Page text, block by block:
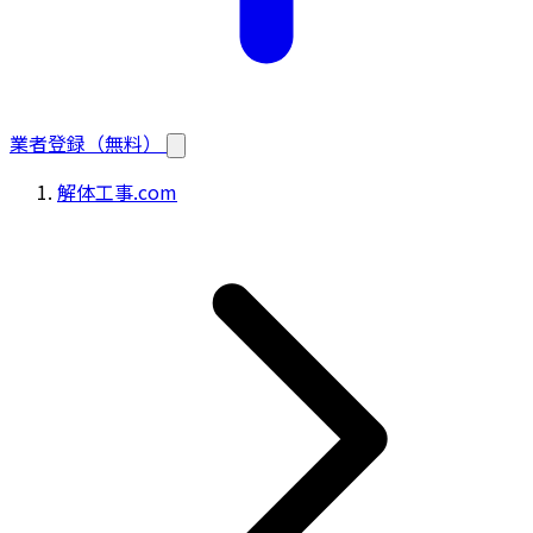
業者登録（無料）
解体工事.com